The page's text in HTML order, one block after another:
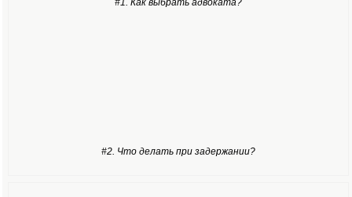
#2. Что делать при задержании?